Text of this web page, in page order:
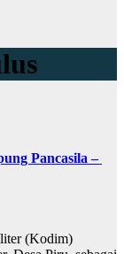
Pancasila –
(Kodim)